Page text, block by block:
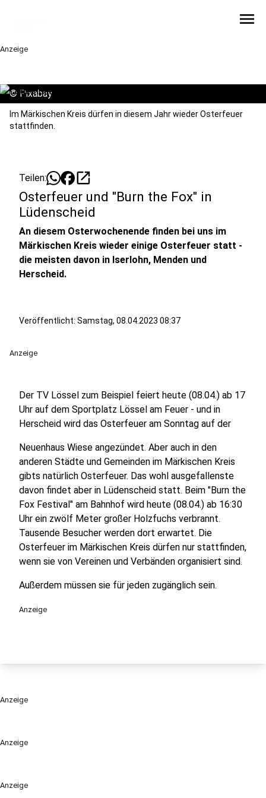
menu
Anzeige
Anzeige
Anzeige
© Pixabay
Im Märkischen Kreis dürfen in diesem Jahr wieder Osterfeuer
stattfinden.
Teilen: open_in_new
Osterfeuer und "Burn the Fox" in
Lüdenscheid
An diesem Osterwochenende finden bei uns im
Märkischen Kreis wieder einige Osterfeuer statt -
die meisten davon in Iserlohn, Menden und
Herscheid.
Veröffentlicht: Samstag, 08.04.2023 08:37
Anzeige
Der TV Lössel zum Beispiel feiert heute (08.04.) ab 17
Uhr auf dem Sportplatz Lössel am Feuer - und in
Herscheid wird das Osterfeuer am Sonntag auf der
Neuenhaus Wiese angezündet. Aber auch in den
anderen Städte und Gemeinden im Märkischen Kreis
gibts natürlich Osterfeuer. Das wohl ausgefallenste
davon findet aber in Lüdenscheid statt. Beim "Burn the
Fox Festival" am Bahnhof wird heute (08.04.) ab 16:30
Uhr ein zwölf Meter großer Holzfuchs verbrannt.
Tausende Besucher werden dort erwartet. Die
Osterfeuer im Märkischen Kreis dürfen nur stattfinden,
wenn sie von Vereinen und Verbänden organisiert sind.
Außerdem müssen sie für jeden zugänglich sein.
Anzeige
Anzeige